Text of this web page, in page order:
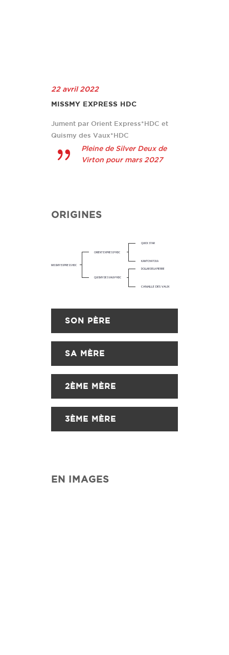
22 avril 2022
MISSMY EXPRESS HDC
Jument par Orient Express*HDC et
Quismy des Vaux*HDC
Pleine de Silver Deux de
Virton pour mars 2027
ORIGINES
MISSMY EXPRESS HDC
ORIENT EXPRESS*HDC
QUICK STAR
KAMTCHATCKA
DOLLAR DELA PIERRE
CANAILLE DES VAUX
QUISMY DES VAUX*HDC
SON PÈRE
SA MÈRE
2ÈME MÈRE
3ÈME MÈRE
EN IMAGES